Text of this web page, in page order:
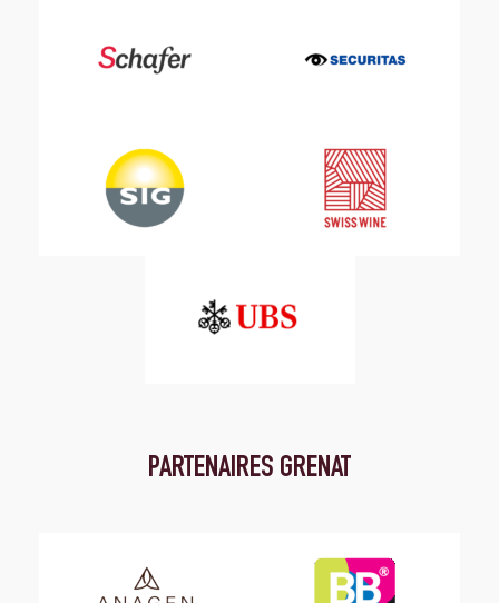
PARTENAIRES GRENAT